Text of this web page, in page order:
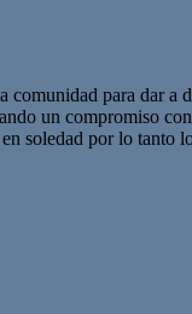
para dar
un compromiso
soledad por lo